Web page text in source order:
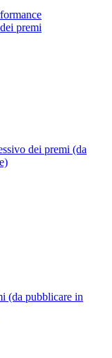
premi
dei premi (da
(da pubblicare in